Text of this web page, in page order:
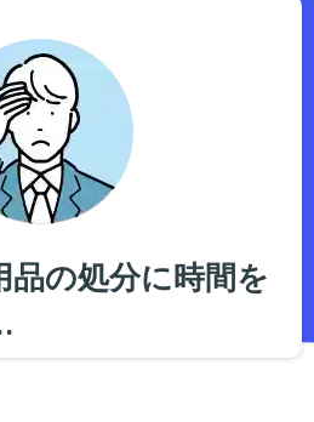
品の処分に時間を